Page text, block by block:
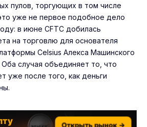
пулов, торгующих в том числе
уже не первое подобное дело
в июне CFTC добилась
на торговлю для основателя
Celsius Алекса Машинского
Оба случая объединяет то, что
уже после того, как деньги
Открыть рынок →